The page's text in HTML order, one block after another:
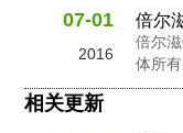
精，
母 β-
木莓
07-01
2016
倍尔
倍尔
体所
作。
相关更新